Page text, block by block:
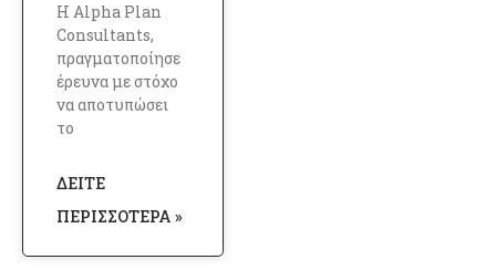
Η Alpha Plan
Consultants,
πραγματοποίησε
έρευνα με στόχο
να αποτυπώσει
το
ΔΕΊΤΕ
ΠΕΡΙΣΣΌΤΕΡΑ »